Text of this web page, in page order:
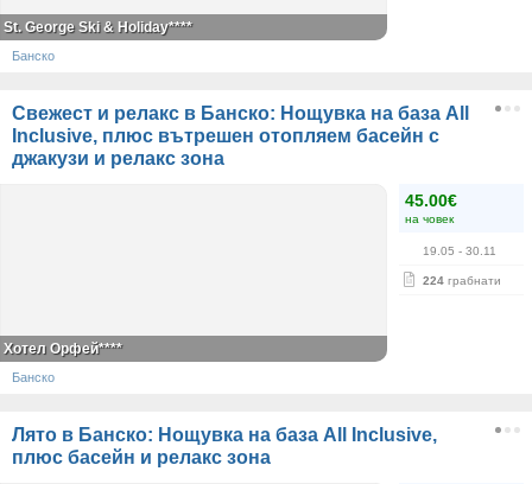
St. George Ski & Holiday****
Банско
Свежест и релакс в Банско: Нощувка на база All
Inclusive, плюс вътрешен отопляем басейн с
джакузи и релакс зона
45.00€
на човек
19.05 - 30.11
224 грабнати
Хотел Орфей****
Банско
Лято в Банско: Нощувка на база All Inclusive,
плюс басейн и релакс зона